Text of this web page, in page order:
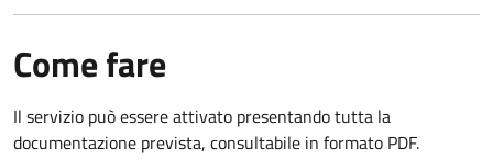
Come fare
Il servizio può essere attivato presentando tutta la
documentazione prevista, consultabile in formato PDF.